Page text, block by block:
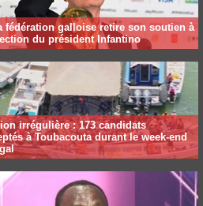
fédération galloise retire son soutien à
du président Infantino
irrégulière : 173 candidats
à Toubacouta durant le week-end